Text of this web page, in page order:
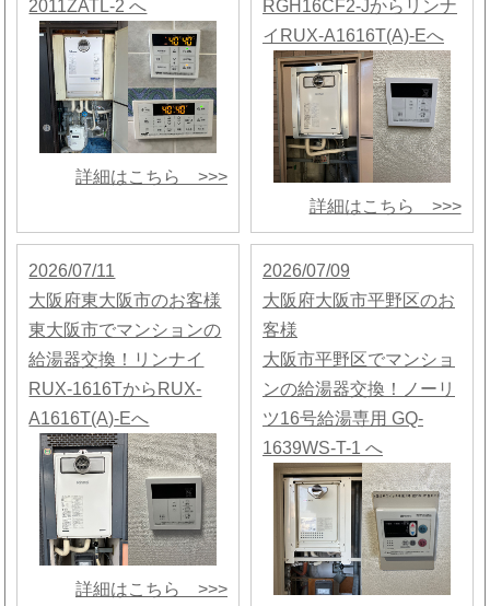
2011ZATL-2 へ
詳細はこちら >>>
RGH16CF2-Jからリンナ
イRUX-A1616T(A)-Eへ
詳細はこちら >>>
2026/07/11
大阪府東大阪市のお客様
東大阪市でマンションの
給湯器交換！リンナイ
RUX-1616TからRUX-
A1616T(A)-Eへ
詳細はこちら >>>
2026/07/09
大阪府大阪市平野区のお
客様
大阪市平野区でマンショ
ンの給湯器交換！ノーリ
ツ16号給湯専用 GQ-
1639WS-T-1 へ